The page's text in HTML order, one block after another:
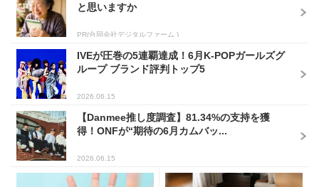
と思いますか
PR(合同会社デジタルファーム )
IVEが圧巻の5連覇達成！6月K-POPガールズグ
ループ ブランド評判トップ5
2026.06.15
【Danmee推し度調査】81.34%の支持を獲
得！ONFが“期待の6月カムバッ...
2026.06.15